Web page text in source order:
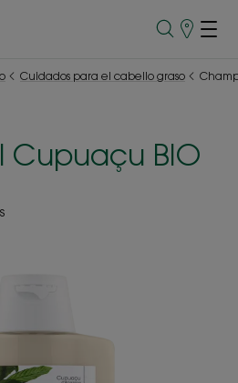
Puntos
Cuidados para el cabello graso
BIO